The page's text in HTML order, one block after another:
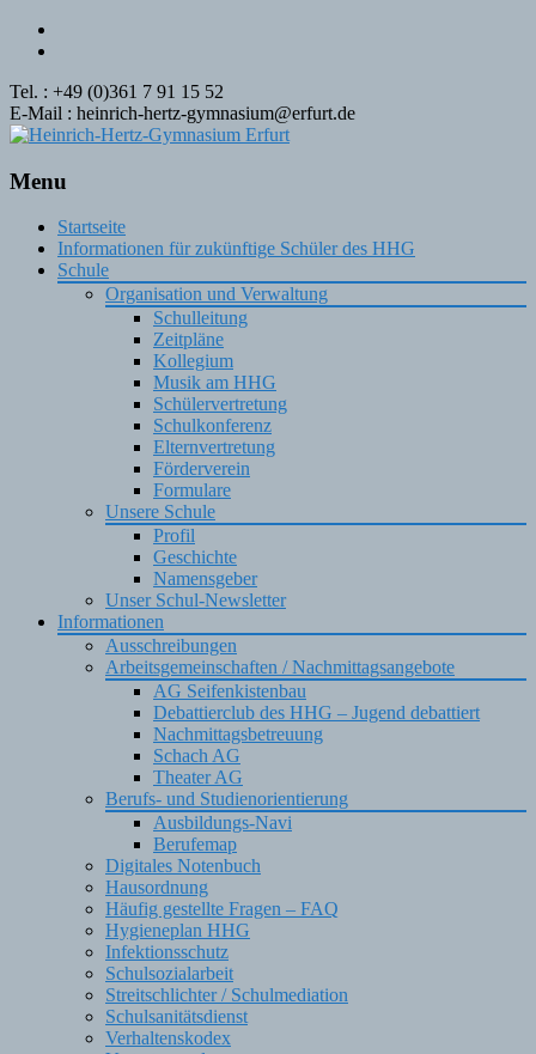
Tel. : +49 (0)361 7 91 15 52
E-Mail : heinrich-hertz-gymnasium@erfurt.de
Menu
Skip
content
Startseite
Informationen für zukünftige Schüler des HHG
Schule
Organisation und Verwaltung
Schulleitung
Zeitpläne
Kollegium
Musik am HHG
Schülervertretung
Schulkonferenz
Elternvertretung
Förderverein
Formulare
Unsere Schule
Profil
Geschichte
Namensgeber
Unser Schul-Newsletter
Informationen
Ausschreibungen
Arbeitsgemeinschaften / Nachmittagsangebote
AG Seifenkistenbau
Debattierclub des HHG – Jugend debattiert
Nachmittagsbetreuung
Schach AG
Theater AG
Berufs- und Studienorientierung
Ausbildungs-Navi
Berufemap
Digitales Notenbuch
Hausordnung
Häufig gestellte Fragen – FAQ
Hygieneplan HHG
Infektionsschutz
Schulsozialarbeit
Streitschlichter / Schulmediation
Schulsanitätsdienst
Verhaltenskodex